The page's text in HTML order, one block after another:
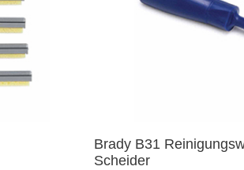
Brady B31
Scheider